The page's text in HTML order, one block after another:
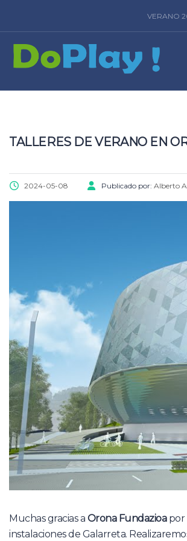
VERANO
TALLERES DE VERANO EN
2024-05-08 Publicado por: Alberto
Muchas gracias a Orona Fundazioapor
instalaciones de Galarreta.